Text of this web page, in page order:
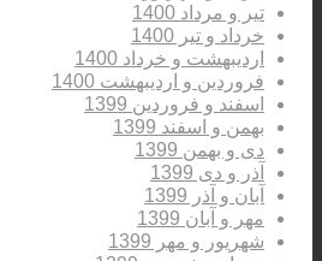
تیر و مرداد 1400
خرداد و تیر 1400
اردیبهشت و خرداد 1400
فروردین و اردیبهشت 1400
اسفند و فروردین 1399
بهمن و اسفند 1399
دی و بهمن 1399
آذر و دی 1399
آبان و آذر 1399
مهر و آبان 1399
شهریور و مهر 1399